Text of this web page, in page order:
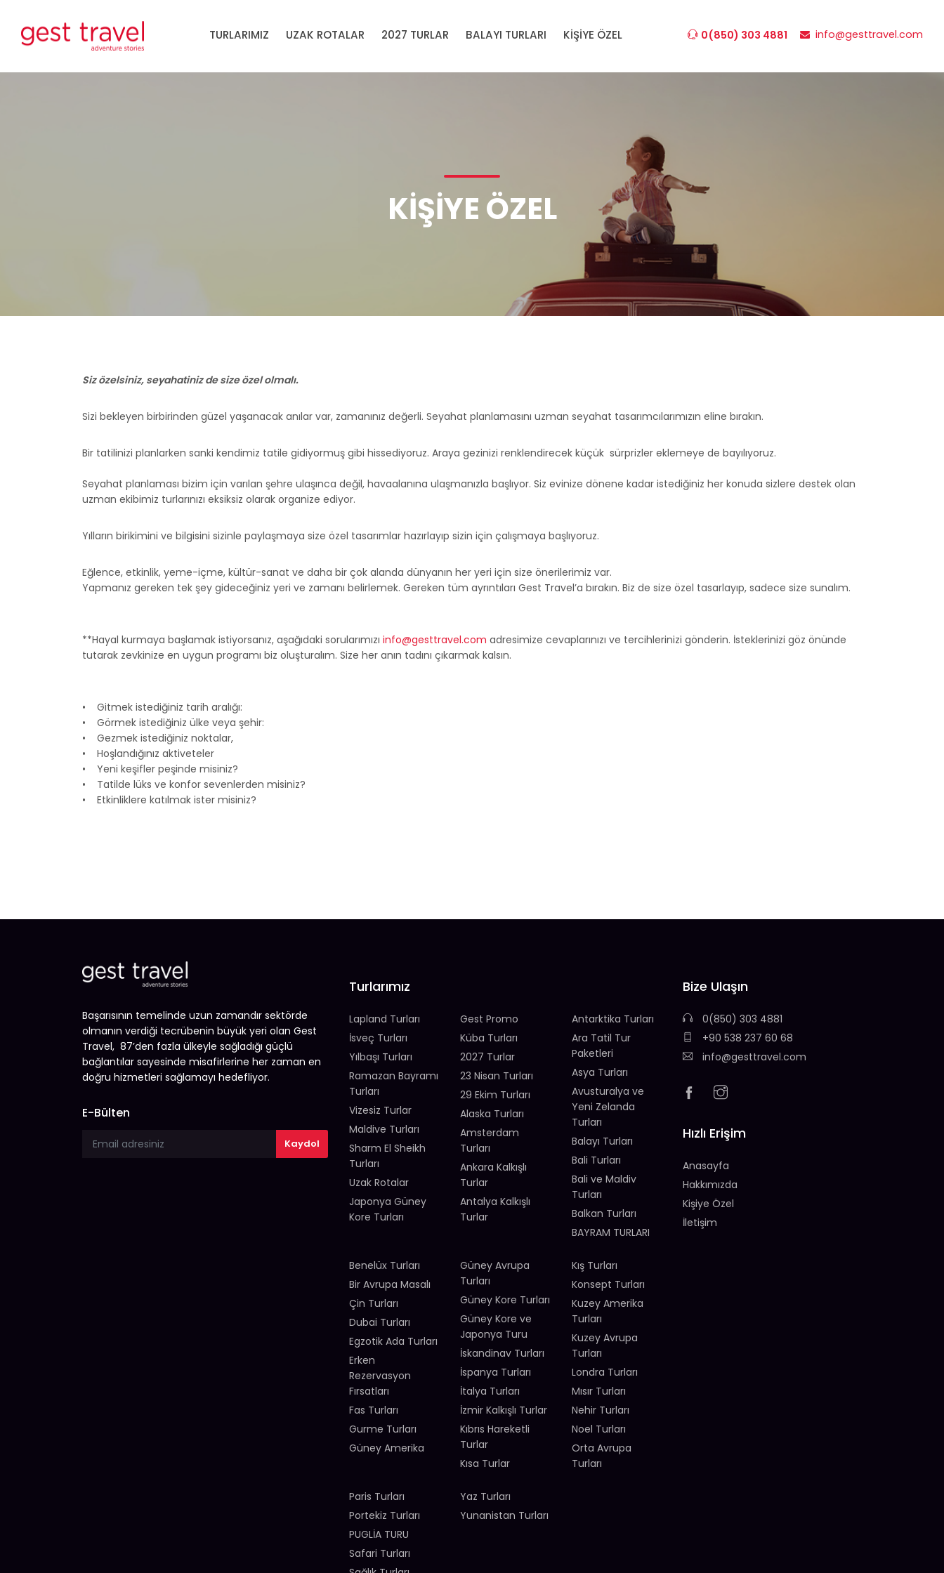
KIŞIYE ÖZEL
Siz özelsiniz, seyahatiniz de size özel olmalı.
Sizi bekleyen birbirinden güzel yaşanacak anılar var, zamanınız değerli. Seyahat planlamasını uzman seyahat tasarımcılarımızın eline bırakın.
Bir tatilinizi planlarken sanki kendimiz tatile gidiyormuş gibi hissediyoruz. Araya gezinizi renklendirecek küçük sürprizler eklemeye de bayılıyoruz.
Seyahat planlaması bizim için varılan şehre ulaşınca değil, havaalanına ulaşmanızla başlıyor. Siz evinize dönene kadar istediğiniz her konuda sizlere destek olan
uzman ekibimiz turlarınızı eksiksiz olarak organize ediyor.
Yılların birikimini ve bilgisini sizinle paylaşmaya size özel tasarımlar hazırlayıp sizin için çalışmaya başlıyoruz.
Eğlence, etkinlik, yeme-içme, kültür-sanat ve daha bir çok alanda dünyanın her yeri için size önerilerimiz var.
Yapmanız gereken tek şey gideceğiniz yeri ve zamanı belirlemek. Gereken tüm ayrıntıları Gest Travel’a bırakın. Biz de size özel tasarlayıp, sadece size sunalım.
**Hayal kurmaya başlamak istiyorsanız, aşağıdaki sorularımızı info@gesttravel.com adresimize cevaplarınızı ve tercihlerinizi gönderin. İsteklerinizi göz önünde
tutarak zevkinize en uygun programı biz oluşturalım. Size her anın tadını çıkarmak kalsın.
• Gitmek istediğiniz tarih aralığı:
• Görmek istediğiniz ülke veya şehir:
• Gezmek istediğiniz noktalar,
• Hoşlandığınız aktiveteler
• Yeni keşifler peşinde misiniz?
• Tatilde lüks ve konfor sevenlerden misiniz?
• Etkinliklere katılmak ister misiniz?
Başarısının temelinde uzun zamandır sektörde
olmanın verdiği tecrübenin büyük yeri olan Gest
Travel, 87’den fazla ülkeyle sağladığı güçlü
bağlantılar sayesinde misafirlerine her zaman en
doğru hizmetleri sağlamayı hedefliyor.
E-Bülten
Turlarımız
Lapland Turları
İsveç Turları
Yılbaşı Turları
Ramazan Bayramı
Turları
Vizesiz Turlar
Maldive Turları
Sharm El Sheikh
Turları
Uzak Rotalar
Japonya Güney
Kore Turları
Gest Promo
Küba Turları
2027 Turlar
23 Nisan Turları
29 Ekim Turları
Alaska Turları
Amsterdam
Turları
Ankara Kalkışlı
Turlar
Antalya Kalkışlı
Turlar
Antarktika Turları
Ara Tatil Tur
Paketleri
Asya Turları
Avusturalya ve
Yeni Zelanda
Turları
Balayı Turları
Bali Turları
Bali ve Maldiv
Turları
Balkan Turları
BAYRAM TURLARI
Benelüx Turları
Bir Avrupa Masalı
Çin Turları
Dubai Turları
Egzotik Ada Turları
Erken
Rezervasyon
Fırsatları
Fas Turları
Gurme Turları
Güney Amerika
Güney Avrupa
Turları
Güney Kore Turları
Güney Kore ve
Japonya Turu
İskandinav Turları
İspanya Turları
İtalya Turları
İzmir Kalkışlı Turlar
Kıbrıs Hareketli
Turlar
Kısa Turlar
Kış Turları
Konsept Turları
Kuzey Amerika
Turları
Kuzey Avrupa
Turları
Londra Turları
Mısır Turları
Nehir Turları
Noel Turları
Orta Avrupa
Turları
Paris Turları
Portekiz Turları
PUGLİA TURU
Safari Turları
Yaz Turları
Yunanistan Turları
Bize Ulaşın
0(850) 303 4881
+90 538 237 60 68
info@gesttravel.com
Hızlı Erişim
Anasayfa
Hakkımızda
Kişiye Özel
İletişim
0(850) 303 4881 info@gesttravel.com
TURLARIMIZ UZAK ROTALAR 2027 TURLAR BALAYI TURLARI KİŞİYE ÖZEL